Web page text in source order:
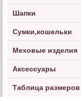
Шапки
Сумки,кошельки
Меховые изделия
Аксессуары
Таблица размеров